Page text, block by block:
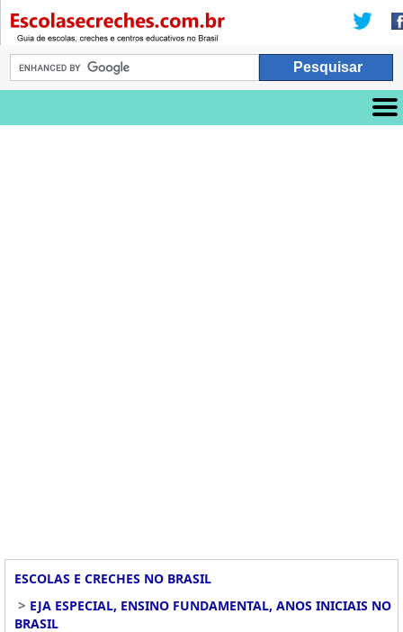
ESCOLAS E CRECHES NO BRASIL
> EJA ESPECIAL, ENSINO FUNDAMENTAL, ANOS INICIAIS NO
BRASIL